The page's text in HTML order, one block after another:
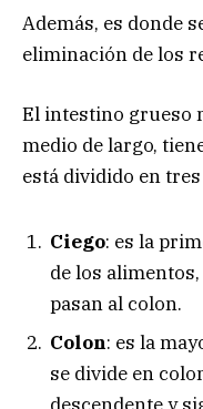
Además, es donde
eliminación de los
El intestino grueso
medio de largo,
está dividido en
Ciego: es la
de los
pasan al colon.
Colon: es la
se divide en